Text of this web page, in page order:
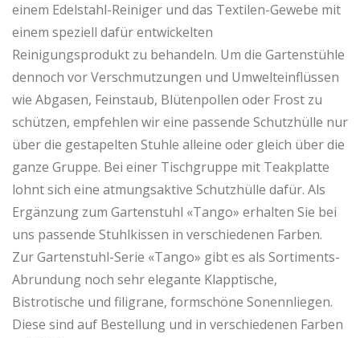
einem Edelstahl-Reiniger und das Textilen-Gewebe mit
einem speziell dafür entwickelten
Reinigungsprodukt zu behandeln. Um die Gartenstühle
dennoch vor Verschmutzungen und Umwelteinflüssen
wie Abgasen, Feinstaub, Blütenpollen oder Frost zu
schützen, empfehlen wir eine passende Schutzhülle nur
über die gestapelten Stuhle alleine oder gleich über die
ganze Gruppe. Bei einer Tischgruppe mit Teakplatte
lohnt sich eine atmungsaktive Schutzhülle dafür. Als
Ergänzung zum Gartenstuhl «Tango» erhalten Sie bei
uns passende Stuhlkissen in verschiedenen Farben.
Zur Gartenstuhl-Serie «Tango» gibt es als Sortiments-
Abrundung noch sehr elegante Klapptische,
Bistrotische und filigrane, formschöne Sonennliegen.
Diese sind auf Bestellung und in verschiedenen Farben